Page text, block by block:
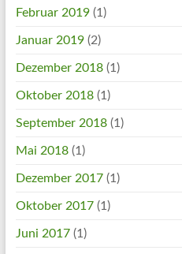
Februar 2019(1)
Januar 2019(2)
Dezember 2018(1)
Oktober 2018(1)
September 2018(1)
Mai 2018(1)
Dezember 2017(1)
Oktober 2017(1)
Juni 2017(1)